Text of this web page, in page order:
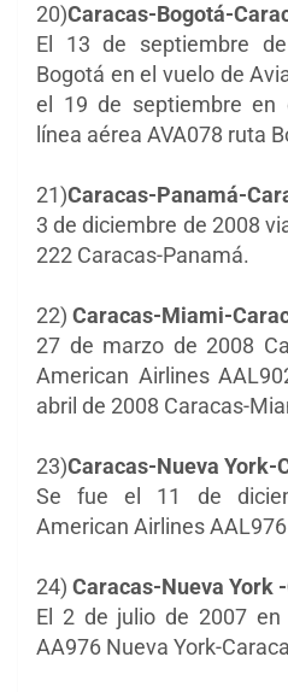
20)Caracas-Bogotá-
El 13 de septiembre
Bogotá en el vuelo de
el 19 de septiembre
línea aérea AVA078 ruta
21)Caracas-Panamá-
3 de diciembre de 2008
222 Caracas-Panamá.
22) Caracas-Miami-
27 de marzo de 2008
American Airlines
abril de 2008 Caracas-
23)Caracas-Nueva York-
Se fue el 11 de
American Airlines
24) Caracas-Nueva York
El 2 de julio de 2007
AA976 Nueva York-